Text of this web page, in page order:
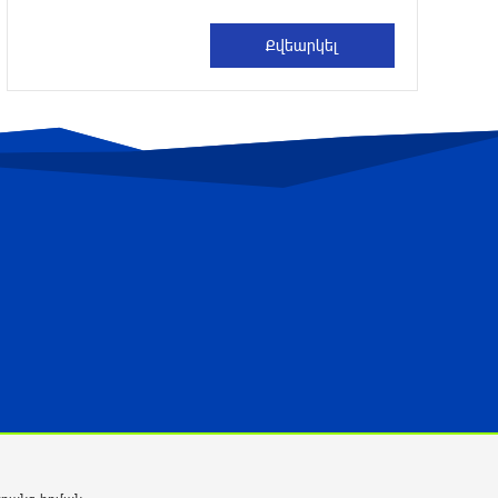
Գազ չի լինի մինչեւ վաղը ժամը 18:00-ն